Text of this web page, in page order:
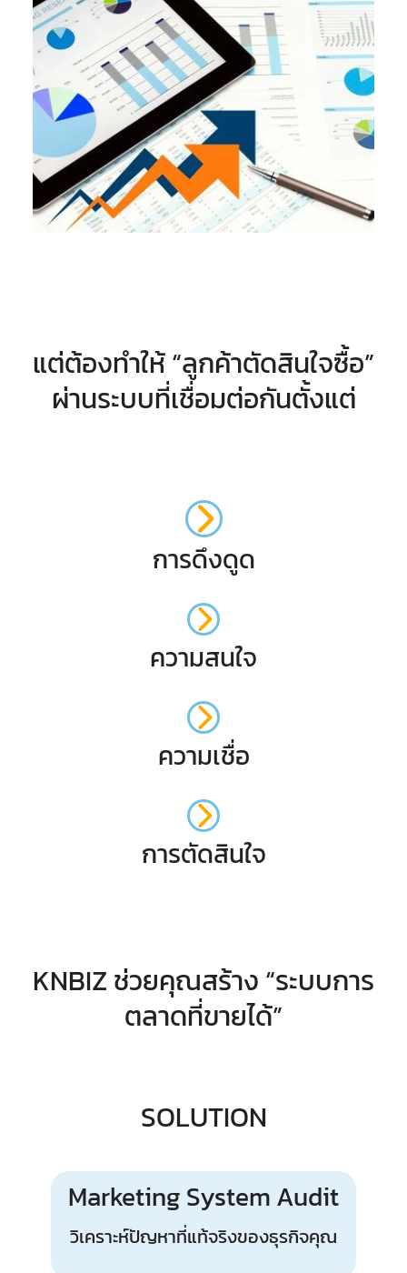
แต่ต้องทำให้ “ลูกค้าตัดสินใจซื้อ”
ผ่านระบบที่เชื่อมต่อกันตั้งแต่
การดึงดูด
ความสนใจ
ความเชื่อ
การตัดสินใจ
KNBIZ ช่วยคุณสร้าง “ระบบการ
ตลาดที่ขายได้”
SOLUTION
Marketing System Audit
วิเคราะห์ปัญหาที่แท้จริงของธุรกิจคุณ